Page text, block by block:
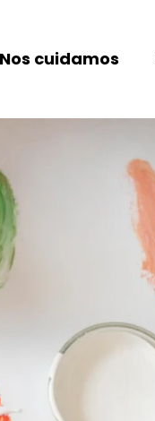
Nos cuidamos